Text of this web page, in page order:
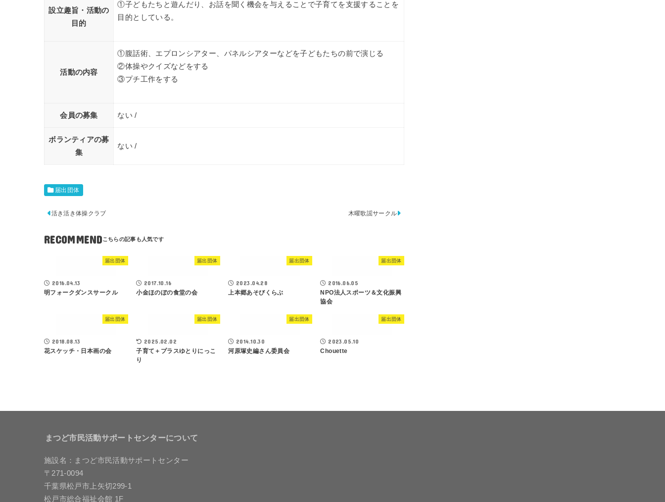
設立趣旨・活動の
目的
①子どもたちと遊んだり、お話を聞く機会を与えることで子育てを支援することを
目的としている。
活動の内容
①腹話術、エプロンシアター、パネルシアターなどを子どもたちの前で演じる
②体操やクイズなどをする
③プチ工作をする
会員の募集 ない /
ボランティアの募
集
ない /
届出団体
活き活き体操クラブ 木曜歌謡サークル
RECOMMEND
届出団体
2016.04.13
明フォークダンスサークル
届出団体
2017.10.16
小金ほのぼの食堂の会
届出団体
2023.04.28
上本郷あそびくらぶ
届出団体
2016.06.05
NPO法人スポーツ＆文化振興
協会
届出団体
2018.08.13
花スケッチ・日本画の会
届出団体
2025.02.02
子育て＋プラスゆとりにっこ
り
届出団体
2014.10.30
河原塚史編さん委員会
届出団体
2023.05.10
Chouette
まつど市民活動サポートセンターについて
施設名：まつど市民活動サポートセンター
〒271-0094
千葉県松戸市上矢切299-1
松戸市総合福祉会館 1F